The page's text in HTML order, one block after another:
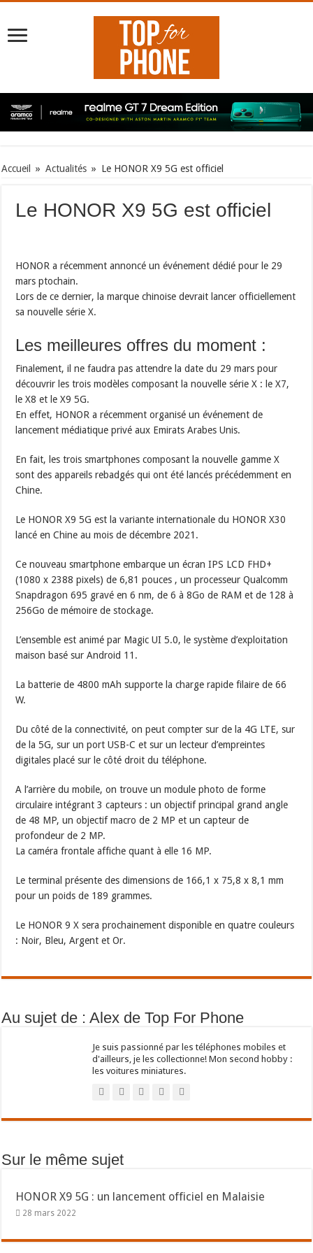
Accueil » Actualités » Le HONOR X9 5G est officiel
Le HONOR X9 5G est officiel
HONOR a récemment annoncé un événement dédié pour le 29
mars ptochain.
Lors de ce dernier, la marque chinoise devrait lancer officiellement
sa nouvelle série X.
Les meilleures offres du moment :
Finalement, il ne faudra pas attendre la date du 29 mars pour
découvrir les trois modèles composant la nouvelle série X : le X7,
le X8 et le X9 5G.
En effet, HONOR a récemment organisé un événement de
lancement médiatique privé aux Emirats Arabes Unis.
En fait, les trois smartphones composant la nouvelle gamme X
sont des appareils rebadgés qui ont été lancés précédemment en
Chine.
Le HONOR X9 5G est la variante internationale du HONOR X30
lancé en Chine au mois de décembre 2021.
Ce nouveau smartphone embarque un écran IPS LCD FHD+
(1080 x 2388 pixels) de 6,81 pouces , un processeur Qualcomm
Snapdragon 695 gravé en 6 nm, de 6 à 8Go de RAM et de 128 à
256Go de mémoire de stockage.
L’ensemble est animé par Magic UI 5.0, le système d’exploitation
maison basé sur Android 11.
La batterie de 4800 mAh supporte la charge rapide filaire de 66
W.
Du côté de la connectivité, on peut compter sur de la 4G LTE, sur
de la 5G, sur un port USB-C et sur un lecteur d’empreintes
digitales placé sur le côté droit du téléphone.
A l’arrière du mobile, on trouve un module photo de forme
circulaire intégrant 3 capteurs : un objectif principal grand angle
de 48 MP, un objectif macro de 2 MP et un capteur de
profondeur de 2 MP.
La caméra frontale affiche quant à elle 16 MP.
Le terminal présente des dimensions de 166,1 x 75,8 x 8,1 mm
pour un poids de 189 grammes.
Le HONOR 9 X sera prochainement disponible en quatre couleurs
: Noir, Bleu, Argent et Or.
Au sujet de : Alex de Top For Phone
Je suis passionné par les téléphones mobiles et
d'ailleurs, je les collectionne! Mon second hobby :
les voitures miniatures.
Sur le même sujet
HONOR X9 5G : un lancement officiel en Malaisie
28 mars 2022